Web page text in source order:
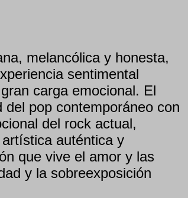
melancólica y honesta,
sentimental
carga emocional. El
pop contemporáneo con
del rock actual,
auténtica y
que vive el amor y las
y la sobreexposición